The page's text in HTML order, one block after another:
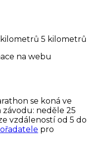
kilometrů 5 kilometrů
na webu
se koná ve
závodu: neděle 25
vzdáleností od 5 do
pro